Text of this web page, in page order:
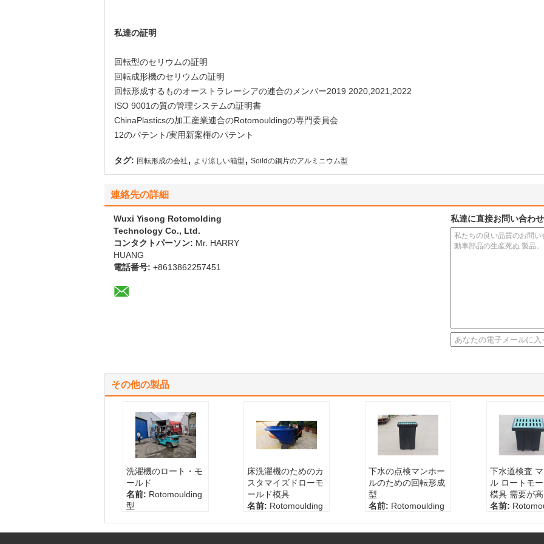
私達の証明
回転型のセリウムの証明
回転成形機のセリウムの証明
回転形成するものオーストラレーシアの連合のメンバー2019 2020,2021,2022
ISO 9001の質の管理システムの証明書
ChinaPlasticsの加工産業連合のRotomouldingの専門委員会
12のパテント/実用新案権のパテント
タグ: 回転形成の会社 , より涼しい箱型 , Soildの鋼片のアルミニウム型
連絡先の詳細
Wuxi Yisong Rotomolding
Technology Co., Ltd.
コンタクトパーソン: Mr. HARRY
HUANG
電話番号: +8613862257451
私達に直接お問い合わ
その他の製品
洗濯機のロート・モ
ールド
名前: Rotomoulding
型
床洗濯機のためのカ
スタマイズドローモ
ールド模具
名前: Rotomoulding
下水の点検マンホー
ルのための回転形成
型
名前: Rotomoulding
下水道検査
ル ロートモ
模具 需要が
名前: